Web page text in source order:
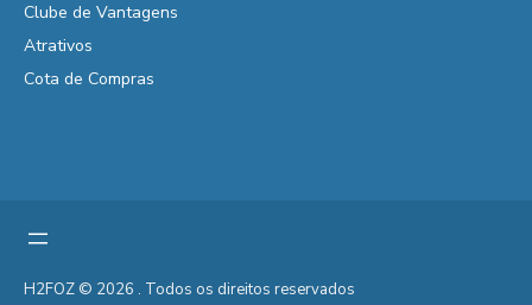
Clube de Vantagens
Atrativos
Cota de Compras
H2FOZ © 2026 . Todos os direitos reservados